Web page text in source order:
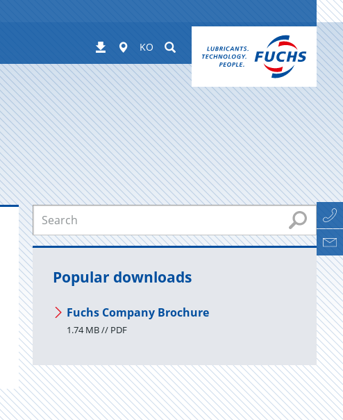
DownloadsWorldwide
KO Suchen
Popular downloads
Fuchs Company Brochure
1.74 MB // PDF